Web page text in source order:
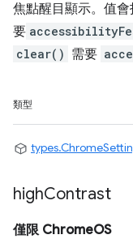
焦點醒目顯示。值會
要
clear() 需要
類型
highContrast
僅限 ChromeOS